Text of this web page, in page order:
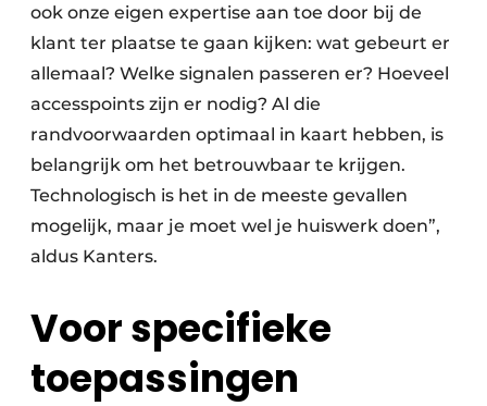
ook onze eigen expertise aan toe door bij de
klant ter plaatse te gaan kijken: wat gebeurt er
allemaal? Welke signalen passeren er? Hoeveel
accesspoints zijn er nodig? Al die
randvoorwaarden optimaal in kaart hebben, is
belangrijk om het betrouwbaar te krijgen.
Technologisch is het in de meeste gevallen
mogelijk, maar je moet wel je huiswerk doen”,
aldus Kanters.
Voor specifieke
toepassingen